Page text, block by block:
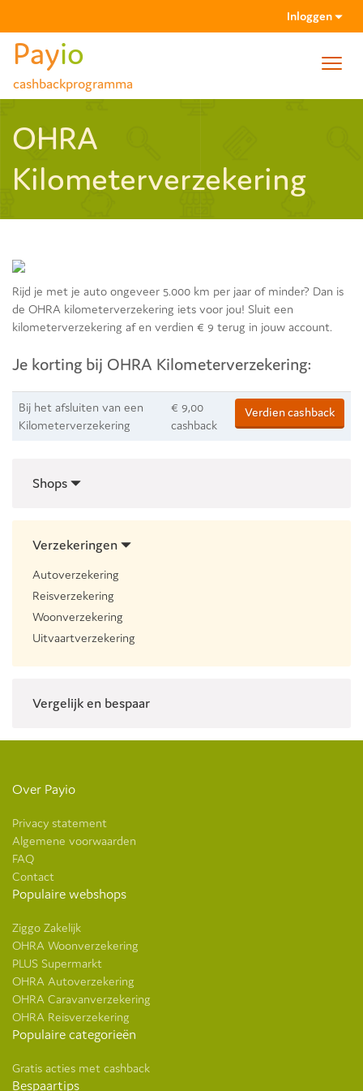
Inloggen
Payio
cashbackprogramma
OHRA
Kilometerverzekering
Rijd je met je auto ongeveer 5.000 km per jaar of minder? Dan is
de OHRA kilometerverzekering iets voor jou! Sluit een
kilometerverzekering af en verdien € 9 terug in jouw account.
Je korting bij OHRA Kilometerverzekering:
Bij het afsluiten van een
Kilometerverzekering
€ 9,00
cashback
Verdien cashback
Shops
Verzekeringen
Autoverzekering
Reisverzekering
Woonverzekering
Uitvaartverzekering
Vergelijk en bespaar
Over Payio
Privacy statement
Algemene voorwaarden
FAQ
Contact
Populaire webshops
Ziggo Zakelijk
OHRA Woonverzekering
PLUS Supermarkt
OHRA Autoverzekering
OHRA Caravanverzekering
OHRA Reisverzekering
Populaire categorieën
Gratis acties met cashback
Bespaartips